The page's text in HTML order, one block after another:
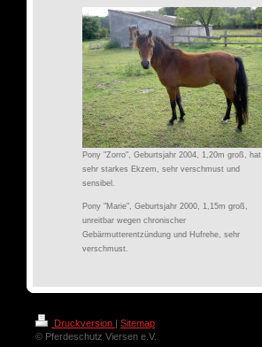
Pony "Zorro", Geburtsjahr 2004, 1,20m groß, hat
sehr starkes Ekzem, sehr verschmust und
sensibel.
Pony "Marie", Geburtsjahr 2000, 1,15m groß,
unreitbar wegen chronischer
Gebärmutterentzündung und Hufrehe, sehr
verschmust.
Druckversion | Sitemap
© Pferdeschutz Viersen e.V.